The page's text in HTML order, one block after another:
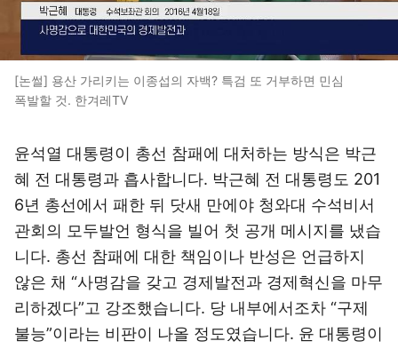
[논썰] 용산 가리키는 이종섭의 자백? 특검 또 거부하면 민심
폭발할 것. 한겨레TV
윤석열 대통령이 총선 참패에 대처하는 방식은 박근
혜 전 대통령과 흡사합니다. 박근혜 전 대통령도 201
6년 총선에서 패한 뒤 닷새 만에야 청와대 수석비서
관회의 모두발언 형식을 빌어 첫 공개 메시지를 냈습
니다. 총선 참패에 대한 책임이나 반성은 언급하지
않은 채 “사명감을 갖고 경제발전과 경제혁신을 마무
리하겠다”고 강조했습니다. 당 내부에서조차 “구제
불능”이라는 비판이 나올 정도였습니다. 윤 대통령이